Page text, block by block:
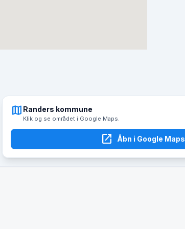
map Randers kommune
Klik og se området i Google Maps.
open_in_new Åbn i Google Maps